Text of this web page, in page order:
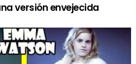
versión envejecida